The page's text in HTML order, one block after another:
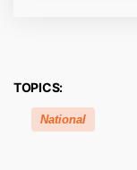
TOPICS:
National